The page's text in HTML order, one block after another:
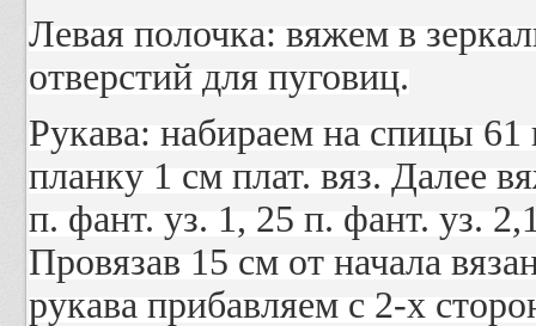
Левая полочка: вяжем в
отверстий для пуговиц.
Рукава: набираем на спицы
планку 1 см плат. вяз. Далее
п. фант. уз. 1, 25 п. фант. уз.
Провязав 15 см от начала
рукава прибавляем с 2-х